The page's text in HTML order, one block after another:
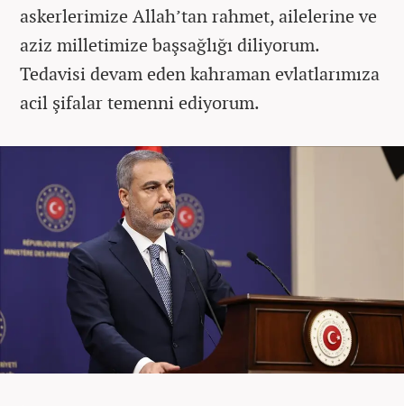
askerlerimize Allah’tan rahmet, ailelerine ve
aziz milletimize başsağlığı diliyorum.
Tedavisi devam eden kahraman evlatlarımıza
acil şifalar temenni ediyorum.